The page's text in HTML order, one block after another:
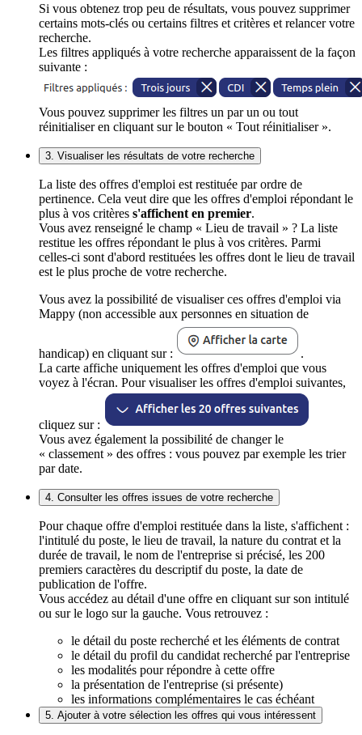
Si vous obtenez trop peu de résultats, vous pouvez supprimer
certains mots-clés ou certains filtres et critères et relancer votre
recherche.
Les filtres appliqués à votre recherche apparaissent de la façon
suivante :
Vous pouvez supprimer les filtres un par un ou tout
réinitialiser en cliquant sur le bouton « Tout réinitialiser ».
3. Visualiser les résultats de votre recherche
La liste des offres d'emploi est restituée par ordre de
pertinence. Cela veut dire que les offres d'emploi répondant le
plus à vos critères s'affichent en premier.
Vous avez renseigné le champ « Lieu de travail » ? La liste
restitue les offres répondant le plus à vos critères. Parmi
celles-ci sont d'abord restituées les offres dont le lieu de travail
est le plus proche de votre recherche.
Vous avez la possibilité de visualiser ces offres d'emploi via
Mappy (non accessible aux personnes en situation de
handicap) en cliquant sur :
.
La carte affiche uniquement les offres d'emploi que vous
voyez à l'écran. Pour visualiser les offres d'emploi suivantes,
cliquez sur :
Vous avez également la possibilité de changer le
« classement » des offres : vous pouvez par exemple les trier
par date.
4. Consulter les offres issues de votre recherche
Pour chaque offre d'emploi restituée dans la liste, s'affichent :
l'intitulé du poste, le lieu de travail, la nature du contrat et la
durée de travail, le nom de l'entreprise si précisé, les 200
premiers caractères du descriptif du poste, la date de
publication de l'offre.
Vous accédez au détail d'une offre en cliquant sur son intitulé
ou sur le logo sur la gauche. Vous retrouvez :
le détail du poste recherché et les éléments de contrat
le détail du profil du candidat recherché par l'entreprise
les modalités pour répondre à cette offre
la présentation de l'entreprise (si présente)
les informations complémentaires le cas échéant
5. Ajouter à votre sélection les offres qui vous intéressent